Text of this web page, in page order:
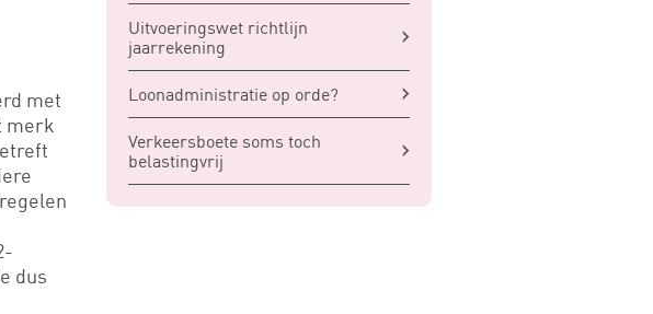
met
merk
dus
Uitvoeringswet richtlijn
jaarrekening
Loonadministratie op orde?
Verkeersboete soms toch
belastingvrij